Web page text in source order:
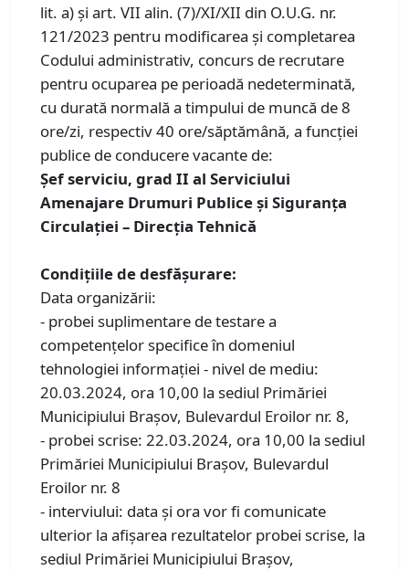
lit. a) și art. VII alin. (7)/XI/XII din O.U.G. nr.
121/2023 pentru modificarea și completarea
Codului administrativ, concurs de recrutare
pentru ocuparea pe perioadă nedeterminată,
cu durată normală a timpului de muncă de 8
ore/zi, respectiv 40 ore/săptămână, a funcţiei
publice de conducere vacante de:
Șef serviciu, grad II al Serviciului
Amenajare Drumuri Publice și Siguranța
Circulației – Direcția Tehnică
Condiţiile de desfăşurare:
Data organizării:
- probei suplimentare de testare a
competențelor specifice în domeniul
tehnologiei informației - nivel de mediu:
20.03.2024, ora 10,00 la sediul Primăriei
Municipiului Braşov, Bulevardul Eroilor nr. 8,
- probei scrise: 22.03.2024, ora 10,00 la sediul
Primăriei Municipiului Braşov, Bulevardul
Eroilor nr. 8
- interviului: data şi ora vor fi comunicate
ulterior la afişarea rezultatelor probei scrise, la
sediul Primăriei Municipiului Braşov,